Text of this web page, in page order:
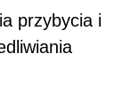
przybycia i